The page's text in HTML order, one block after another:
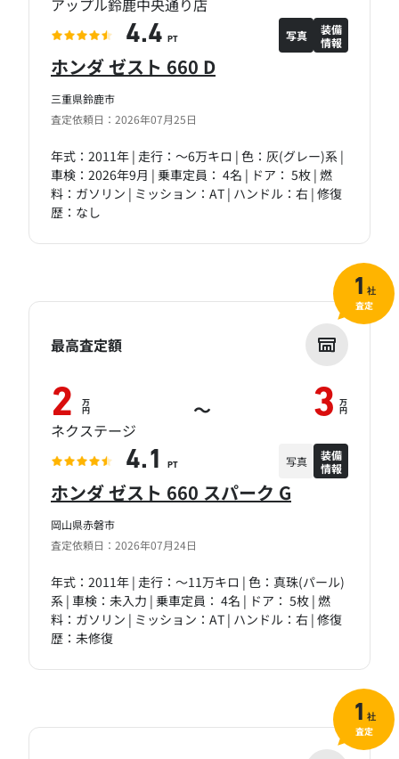
三重県鈴鹿市
査定依頼日：2026年07月25日
ホンダ ゼスト 660 D
年式：2011年 | 走行：～6万キロ | 色：灰(グレー)系 |
車検：2026年9月 | 乗車定員： 4名 | ドア： 5枚 | 燃
料：ガソリン | ミッション：AT | ハンドル：右 | 修復
歴：なし
アップル鈴鹿中央通り店
4.4 PT 写真
装備
情報
岡山県赤磐市
査定依頼日：2026年07月24日
ホンダ ゼスト 660 スパーク G
年式：2011年 | 走行：～11万キロ | 色：真珠(パール)
系 | 車検：未入力 | 乗車定員： 4名 | ドア： 5枚 | 燃
料：ガソリン | ミッション：AT | ハンドル：右 | 修復
歴：未修復
最高査定額
2 万
円 ～ 3 万
円
ネクステージ
4.1 PT 写真
装備
情報
1 社
査定
1 社
査定